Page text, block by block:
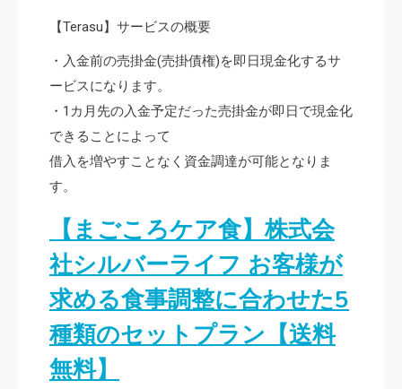
【Terasu】サービスの概要
・入金前の売掛金(売掛債権)を即日現金化するサ
ービスになります。
・1カ月先の入金予定だった売掛金が即日で現金化
できることによって
借入を増やすことなく資金調達が可能となりま
す。
【まごころケア食】株式会
社シルバーライフ お客様が
求める食事調整に合わせた5
種類のセットプラン【送料
無料】